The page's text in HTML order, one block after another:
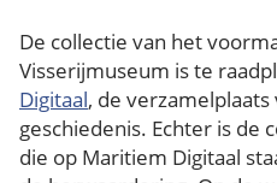
De collectie van het
Visserijmuseum is te
Digitaal, de
geschiedenis. Echter is de
die op Maritiem Digitaal